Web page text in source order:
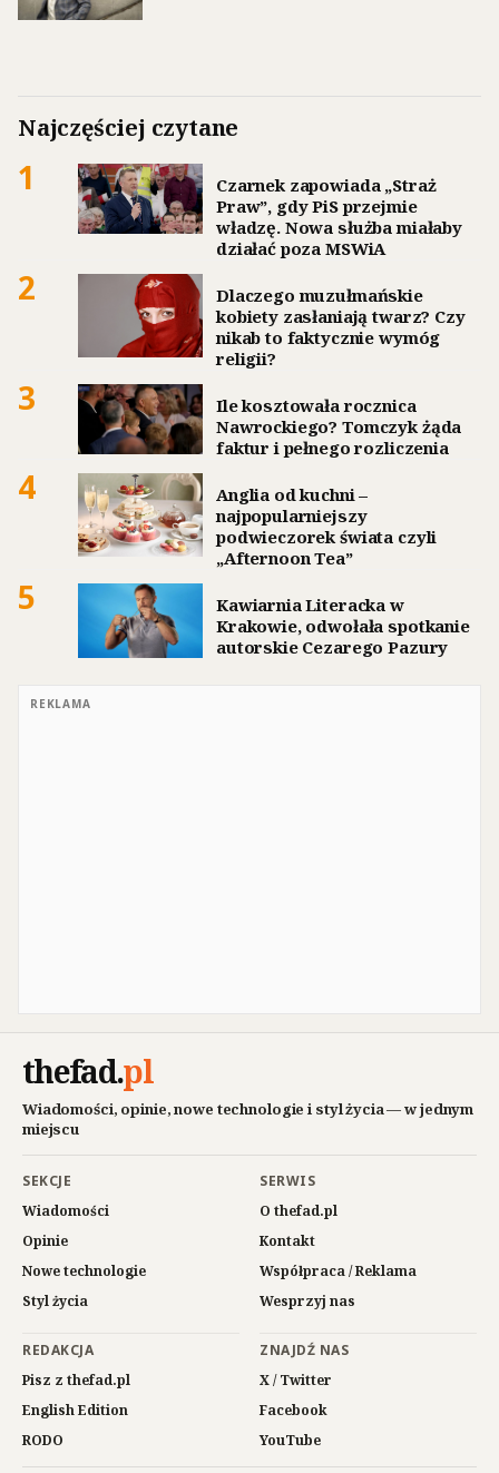
Najczęściej czytane
1
Czarnek zapowiada „Straż
Praw”, gdy PiS przejmie
władzę. Nowa służba miałaby
działać poza MSWiA
2
Dlaczego muzułmańskie
kobiety zasłaniają twarz? Czy
nikab to faktycznie wymóg
religii?
3
Ile kosztowała rocznica
Nawrockiego? Tomczyk żąda
faktur i pełnego rozliczenia
4
Anglia od kuchni –
najpopularniejszy
podwieczorek świata czyli
„Afternoon Tea”
5
Kawiarnia Literacka w
Krakowie, odwołała spotkanie
autorskie Cezarego Pazury
REKLAMA
thefad.pl
Wiadomości, opinie, nowe technologie i styl życia — w jednym
miejscu
SEKCJE
Wiadomości
Opinie
Nowe technologie
Styl życia
SERWIS
O thefad.pl
Kontakt
Współpraca / Reklama
Wesprzyj nas
REDAKCJA
Pisz z thefad.pl
English Edition
RODO
ZNAJDŹ NAS
X / Twitter
Facebook
YouTube